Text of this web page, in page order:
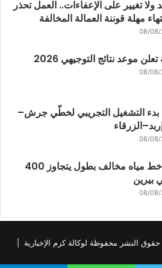
ولا تغيير على الإعفاءات.. العمل تحذر
مهلة قوننة العمالة المخالفة
08/08/
تعلن موعد نتائج التوجيهي 2026
08/08/
بدء التشغيل التجريبي لخطّي جرش–
08/08/
ضبط خط مياه مخالف بطول يتجاوز 400
بيرين
08/08/